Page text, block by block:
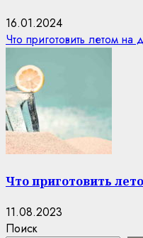
16.01.2024
Что приготовить летом
Что приготовить
11.08.2023
Поиск